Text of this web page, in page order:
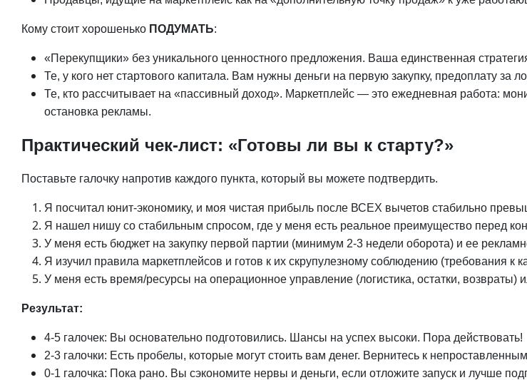
Кому стоит хорошенько ПОДУМАТЬ:
«Перекупщики» без уникального ценностного предложения. Ваша единственная
Те, у кого нет стартового капитала. Вам нужны деньги на первую закупку, предоплату за
Те, кто рассчитывает на «пассивный доход». Маркетплейс — это ежедневная работа:
остановка рекламы.
Практический чек-лист: «Готовы ли вы к старту?»
Поставьте галочку напротив каждого пункта, который вы можете подтвердить.
Я посчитал юнит-экономику, и моя чистая прибыль после ВСЕХ вычетов стабильно
Я нашел нишу со стабильным спросом, где у меня есть реальное преимущество перед
У меня есть бюджет на закупку первой партии (минимум 2-3 недели оборота) и ее
Я изучил правила маркетплейсов и готов к их скрупулезному соблюдению (требования к
У меня есть время/ресурсы на операционное управление (логистика, остатки, возвраты)
Результат:
4-5 галочек: Вы основательно подготовились. Шансы на успех высоки. Пора действовать!
2-3 галочки: Есть пробелы, которые могут стоить вам денег. Вернитесь к
0-1 галочка: Пока рано. Вы сэкономите нервы и деньги, если отложите запуск и лучше